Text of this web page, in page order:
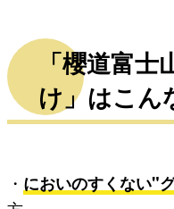
「櫻道富
け」はこん
・ においのすくない"